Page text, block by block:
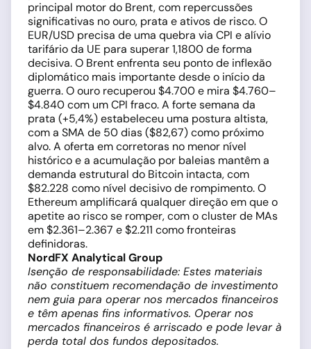
principal motor do Brent, com repercussões
significativas no ouro, prata e ativos de risco. O
EUR/USD precisa de uma quebra via CPI e alívio
tarifário da UE para superar 1,1800 de forma
decisiva. O Brent enfrenta seu ponto de inflexão
diplomático mais importante desde o início da
guerra. O ouro recuperou $4.700 e mira $4.760–
$4.840 com um CPI fraco. A forte semana da
prata (+5,4%) estabeleceu uma postura altista,
com a SMA de 50 dias ($82,67) como próximo
alvo. A oferta em corretoras no menor nível
histórico e a acumulação por baleias mantêm a
demanda estrutural do Bitcoin intacta, com
$82.228 como nível decisivo de rompimento. O
Ethereum amplificará qualquer direção em que o
apetite ao risco se romper, com o cluster de MAs
em $2.361–2.367 e $2.211 como fronteiras
definidoras.
NordFX Analytical Group
Isenção de responsabilidade: Estes materiais
não constituem recomendação de investimento
nem guia para operar nos mercados financeiros
e têm apenas fins informativos. Operar nos
mercados financeiros é arriscado e pode levar à
perda total dos fundos depositados.